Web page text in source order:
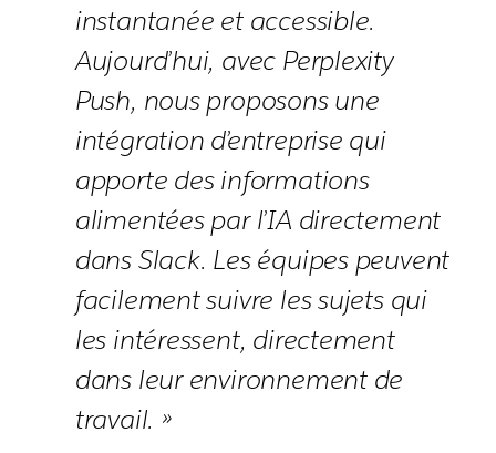
instantanée et accessible.
Aujourd’hui, avec Perplexity
Push, nous proposons une
intégration d’entreprise qui
apporte des informations
alimentées par l’IA directement
dans Slack. Les équipes peuvent
facilement suivre les sujets qui
les intéressent, directement
dans leur environnement de
travail. »